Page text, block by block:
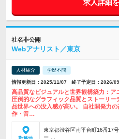
求人詳細
社名非公開
Webアナリスト／東京
人材紹介 学歴不問
情報更新日：2025/11/07 終了予定日：2026/
高品質なビジュアルと世界観構築力：ア
圧倒的なグラフィック品質とストーリー
品世界への没入感が高い。 自社開発力
作・音…
東京都渋谷区南平台町16番17
ー …